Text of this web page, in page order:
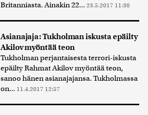
Britanniasta. Ainakin 22... 23.5.2017 11:30
Asianajaja: Tukholman iskusta epäilty
Akilov myöntää teon
Tukholman perjantaisesta terrori-iskusta
epäilty Rahmat Akilov myöntää teon,
sanoo hänen asianajajansa. Tukholmassa
on... 11.4.2017 12:57